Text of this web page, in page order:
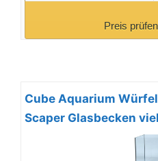
Preis
Cube Aquarium
Scaper Glasbecken